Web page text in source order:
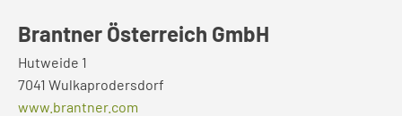
Brantner Österreich GmbH
Hutweide 1
7041 Wulkaprodersdorf
www.brantner.com